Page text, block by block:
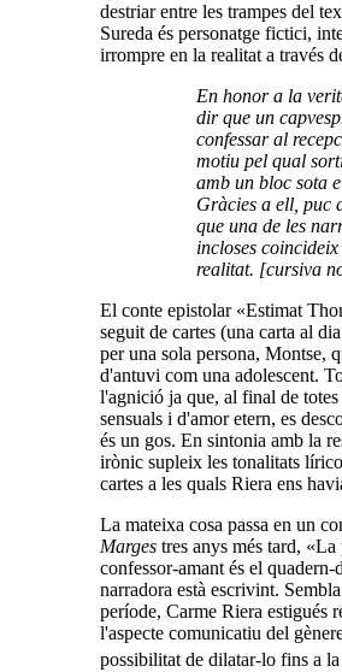
destriar entre les trampes del
Sureda és personatge fictici,
irrompre en la realitat a través
En honor a la
dir que un
confessar al
motiu pel qual
amb un bloc sota
Gràcies a ell, puc
que una de les
incloses
realitat. [cursiva
El conte epistolar «Estimat
seguit de cartes (una carta al
per una sola persona, Montse,
d'antuvi com una adolescent.
l'agnició ja que, al final de totes
sensuals i d'amor etern, es
és un gos. En sintonia amb la
irònic supleix les tonalitats
cartes a les quals Riera ens
La mateixa cosa passa en un
Marges tres anys més tard,
confessor-amant és el
narradora està escrivint.
període, Carme Riera estigués
l'aspecte comunicatiu del
possibilitat de dilatar-lo fins a